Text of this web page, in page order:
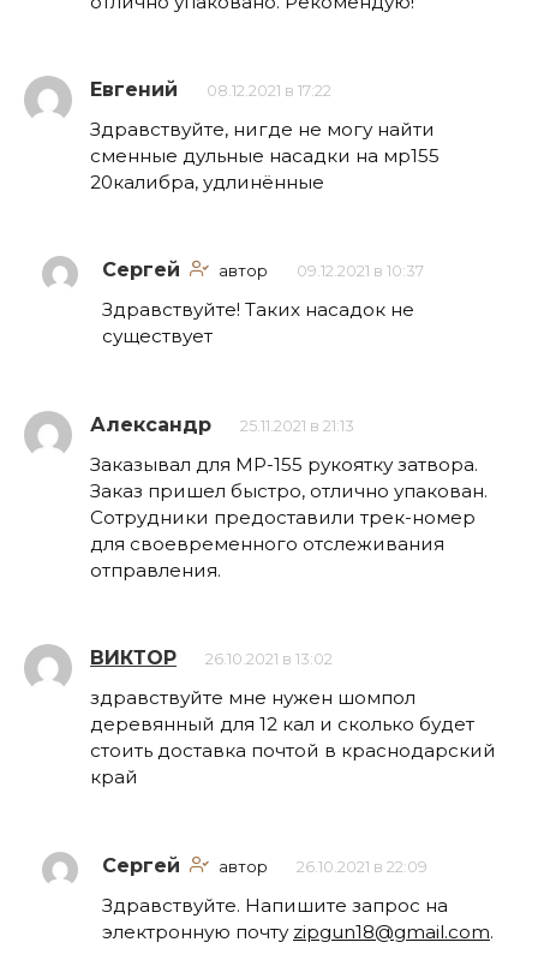
Евгений 08.12.2021 в 17:22
Здравствуйте, нигде не могу найти
сменные дульные насадки на мр155
20калибра, удлинённые
Сергей автор 09.12.2021 в 10:37
Здравствуйте! Таких насадок не
существует
Александр 25.11.2021 в 21:13
Заказывал для МР-155 рукоятку затвора.
Заказ пришел быстро, отлично упакован.
Сотрудники предоставили трек-номер
для своевременного отслеживания
отправления.
ВИКТОР 26.10.2021 в 13:02
здравствуйте мне нужен шомпол
деревянный для 12 кал и сколько будет
стоить доставка почтой в краснодарский
край
Сергей автор 26.10.2021 в 22:09
Здравствуйте. Напишите запрос на
электронную почту zipgun18@gmail.com.